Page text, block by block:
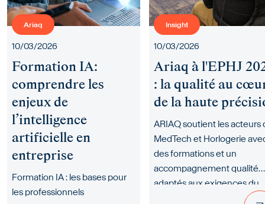
Ariaq
10/03/2026
Formation IA:
comprendre les
enjeux de
l’intelligence
artificielle en
entreprise
Formation IA : les bases pour
les professionnels
Insight
10/03/2026
Ariaq à l'EPHJ
: la qualité au
de la haute
ARIAQ soutient les acteurs
MedTech et Horlogerie
des formations et un
accompagnement qualité
adaptés aux exigences du
secteur. Retrouvez ARIAQ à